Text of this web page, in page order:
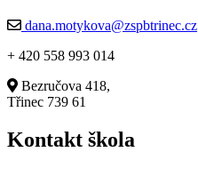
dana.motykova@zspbtrinec.cz
+ 420 558 993 014
Bezručova 418,
Třinec 739 61
Kontakt škola